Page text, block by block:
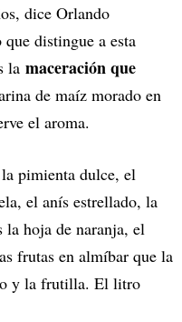
dice Orlando
distingue a esta
la maceración que
de maíz morado en
el aroma.
pimienta dulce, el
el anís estrellado, la
la hoja de naranja, el
frutas en almíbar que la
y la frutilla. El litro